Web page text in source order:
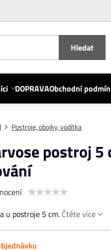
Hledat
DOPRAVAObchodní
Postroje, obojky, vodítka
postroj
u postroje 5 cm. Čtěte více